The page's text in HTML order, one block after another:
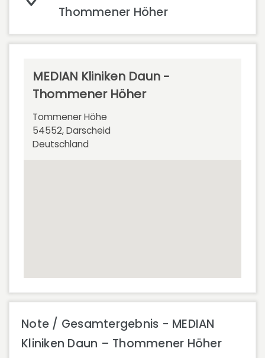
Thommener Höher
MEDIAN Kliniken Daun -
Thommener Höher
Tommener Höhe
54552, Darscheid
Deutschland
Note / Gesamtergebnis - MEDIAN
Kliniken Daun – Thommener Höher